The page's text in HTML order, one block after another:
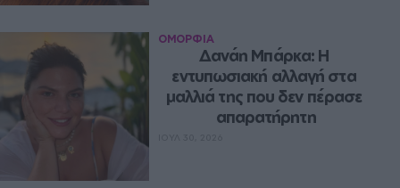
ΟΜΟΡΦΙΑ
Δανάη Μπάρκα: Η
εντυπωσιακή αλλαγή στα
μαλλιά της που δεν πέρασε
απαρατήρητη